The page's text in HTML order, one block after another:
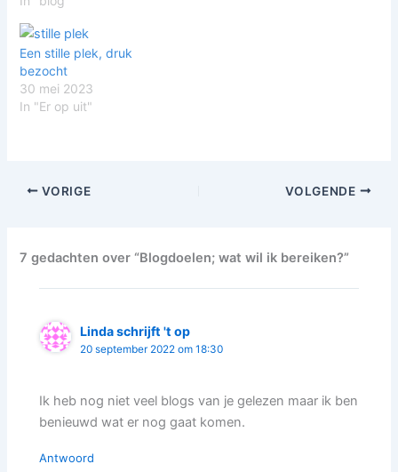
gestart met bloggen en of
die reden nu nog steeds
past bij mijn blog.…
Een stille plek, druk
bezocht
30 mei 2023
In "Er op uit"
VORIGE VOLGENDE
7 gedachten over “Blogdoelen; wat wil ik bereiken?”
Linda schrijft 't op
20 september 2022 om 18:30
Ik heb nog niet veel blogs van je gelezen maar ik ben
benieuwd wat er nog gaat komen.
Antwoord